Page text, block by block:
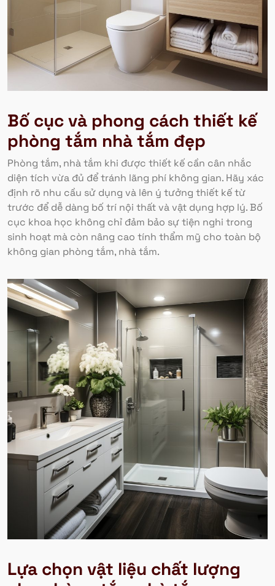
Bố cục và phong cách thiết kế
phòng tắm nhà tắm đẹp
Phòng tắm, nhà tắm khi được thiết kế cần cân nhắc
diện tích vừa đủ để tránh lãng phí không gian. Hãy xác
định rõ nhu cầu sử dụng và lên ý tưởng thiết kế từ
trước để dễ dàng bố trí nội thất và vật dụng hợp lý. Bố
cục khoa học không chỉ đảm bảo sự tiện nghi trong
sinh hoạt mà còn nâng cao tính thẩm mỹ cho toàn bộ
không gian phòng tắm, nhà tắm.
Lựa chọn vật liệu chất lượng